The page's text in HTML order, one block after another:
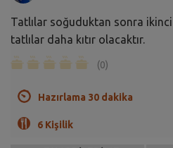
Tatlılar soğuduktan sonra
tatlılar daha kıtır olacaktır.
(0)
Hazırlama 30 dakika
6 Kişilik